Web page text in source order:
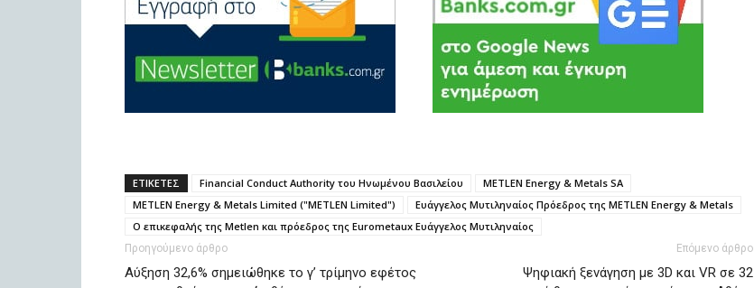
ΕΤΙΚΕΤΕΣ Financial Conduct Authority του Ηνωμένου Βασιλείου
METLEN Energy & Metals SA
MΕTLEN Energy & Metals Limited ("MΕTLEN Limited")
Ευάγγελος Mυτιληναίος Πρόεδρος της MΕTLEN Energy & Metals
Ο επικεφαλής της Metlen και πρόεδρος της Eurometaux Ευάγγελος Μυτιληναίος
Προηγούμενο άρθρο
Αύξηση 32,6% σημειώθηκε το γ’ τρίμηνο εφέτος
Επόμενο άρθρο
Ψηφιακή ξενάγηση με 3D και VR σε 32